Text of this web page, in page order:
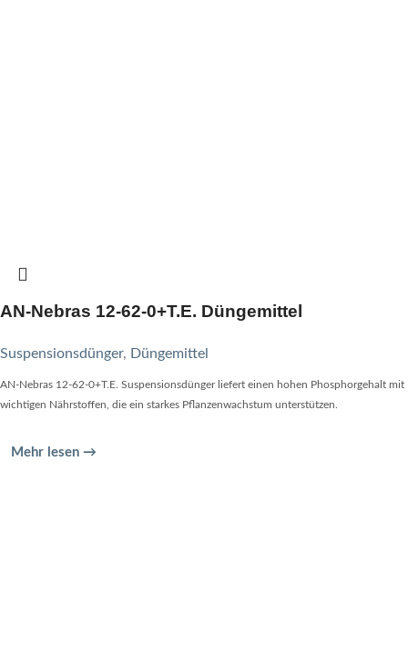
AN-Nebras 12-62-0+T.E. Düngemittel
Suspensionsdünger, Düngemittel
AN-Nebras 12-62-0+T.E. Suspensionsdünger liefert einen hohen Phosphorgehalt mit
wichtigen Nährstoffen, die ein starkes Pflanzenwachstum unterstützen.
Mehr lesen →